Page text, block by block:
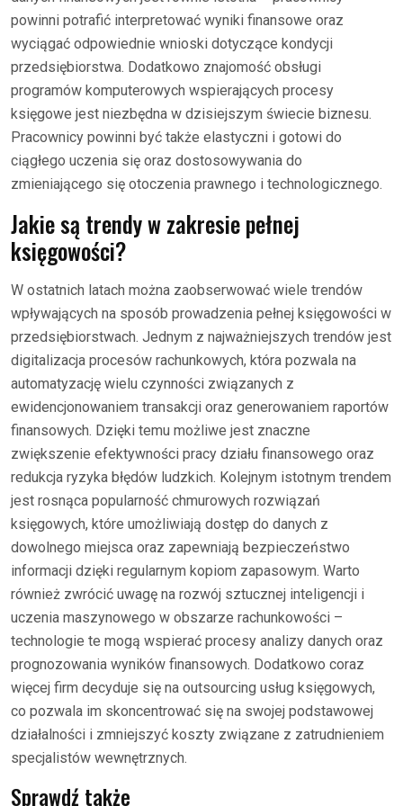
powinni potrafić interpretować wyniki finansowe oraz
wyciągać odpowiednie wnioski dotyczące kondycji
przedsiębiorstwa. Dodatkowo znajomość obsługi
programów komputerowych wspierających procesy
księgowe jest niezbędna w dzisiejszym świecie biznesu.
Pracownicy powinni być także elastyczni i gotowi do
ciągłego uczenia się oraz dostosowywania do
zmieniającego się otoczenia prawnego i technologicznego.
Jakie są trendy w zakresie pełnej
księgowości?
W ostatnich latach można zaobserwować wiele trendów
wpływających na sposób prowadzenia pełnej księgowości w
przedsiębiorstwach. Jednym z najważniejszych trendów jest
digitalizacja procesów rachunkowych, która pozwala na
automatyzację wielu czynności związanych z
ewidencjonowaniem transakcji oraz generowaniem raportów
finansowych. Dzięki temu możliwe jest znaczne
zwiększenie efektywności pracy działu finansowego oraz
redukcja ryzyka błędów ludzkich. Kolejnym istotnym trendem
jest rosnąca popularność chmurowych rozwiązań
księgowych, które umożliwiają dostęp do danych z
dowolnego miejsca oraz zapewniają bezpieczeństwo
informacji dzięki regularnym kopiom zapasowym. Warto
również zwrócić uwagę na rozwój sztucznej inteligencji i
uczenia maszynowego w obszarze rachunkowości –
technologie te mogą wspierać procesy analizy danych oraz
prognozowania wyników finansowych. Dodatkowo coraz
więcej firm decyduje się na outsourcing usług księgowych,
co pozwala im skoncentrować się na swojej podstawowej
działalności i zmniejszyć koszty związane z zatrudnieniem
specjalistów wewnętrznych.
Sprawdź także